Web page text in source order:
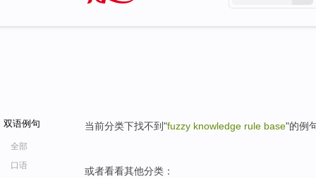
双语例句
全部
口语
当前分类下找不到"fuzzy knowledge rule base"的例
或者看看其他分类：